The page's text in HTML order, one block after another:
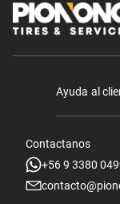
Ayuda al
Mis pedidos
Contactanos
+56 9 3380